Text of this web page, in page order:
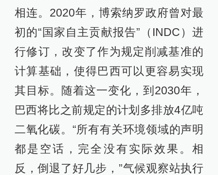
相连。2020年，博索纳罗政府曾对最
初的“国家自主贡献报告”（INDC）进
行修订，改变了作为规定削减基准的
计算基础，使得巴西可以更容易实现
其目标。随着这一变化，到2030年，
巴西将比之前规定的计划多排放4亿吨
二氧化碳。“所有有关环境领域的声明
都是空话，完全没有实际效果。相
反，倒退了好几步，”气候观察站执行